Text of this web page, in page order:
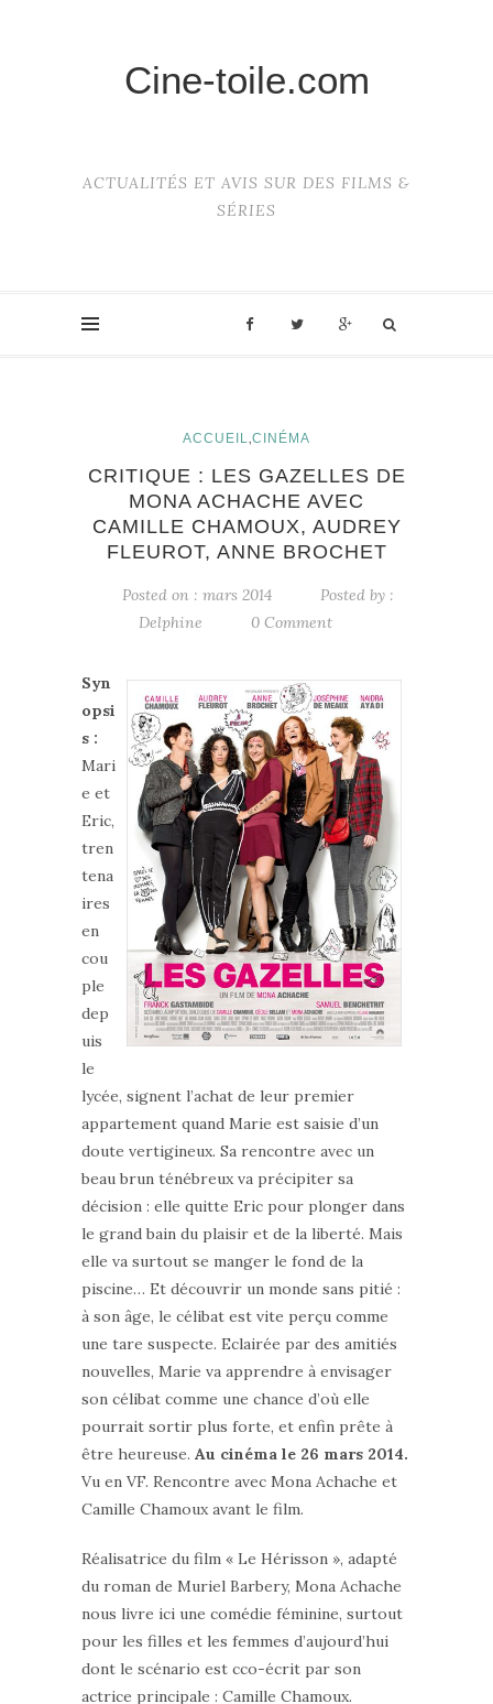
Cine-toile.com
ACTUALITÉS ET AVIS SUR DES FILMS &
SÉRIES
ACCUEIL,CINÉMA
CRITIQUE : LES GAZELLES DE
MONA ACHACHE AVEC
CAMILLE CHAMOUX, AUDREY
FLEUROT, ANNE BROCHET
Posted on : mars 2014
Posted by :
Delphine
0 Comment
Syn
opsi
s :
Mari
e et
Eric,
tren
tena
ires
en
cou
ple
dep
uis
le
lycée, signent l’achat de leur premier
appartement quand Marie est saisie d’un
doute vertigineux. Sa rencontre avec un
beau brun ténébreux va précipiter sa
décision : elle quitte Eric pour plonger dans
le grand bain du plaisir et de la liberté. Mais
elle va surtout se manger le fond de la
piscine… Et découvrir un monde sans pitié :
à son âge, le célibat est vite perçu comme
une tare suspecte. Eclairée par des amitiés
nouvelles, Marie va apprendre à envisager
son célibat comme une chance d’où elle
pourrait sortir plus forte, et enfin prête à
être heureuse. Au cinéma le 26 mars 2014.
Vu en VF. Rencontre avec Mona Achache et
Camille Chamoux avant le film.
Réalisatrice du film « Le Hérisson », adapté
du roman de Muriel Barbery, Mona Achache
nous livre ici une comédie féminine, surtout
pour les filles et les femmes d’aujourd’hui
dont le scénario est cco-écrit par son
actrice principale : Camille Chamoux.